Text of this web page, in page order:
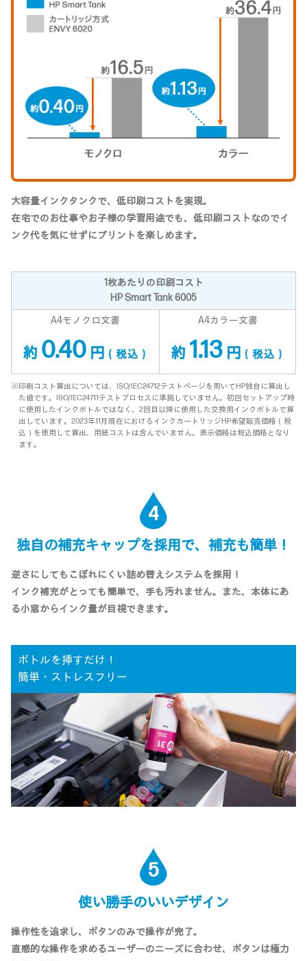
大容量インクタンクで、低印刷コストを実現。
在宅でのお仕事やお子様の学習用途でも、低印刷コストなのでイ
ンク代を気にせずにプリントを楽しめます。
1枚あたりの印刷コスト
HP Smart Tank 6005
A4モノクロ文書
約 0.40 円 （税込）
A4カラー文書
約 1.13 円 （税込）
※印刷コスト算出については、ISO/IEC24712テストページを用いてHP独自に算出し
た値です。ISO/IEC24711テストプロセスに準拠していません。初回セットアップ時
に使用したインクボトルではなく、2回目以降に使用した交換用インクボトルで算
出しています。2023年11月現在におけるインクカートリッジHP希望販売価格（税
込）を使用して算出、用紙コストは含んでいません。表示価格は税込価格となり
ます。
4
独自の補充キャップを採用で、補充も簡単！
逆さにしてもこぼれにくい詰め替えシステムを採用！
インク補充がとっても簡単で、手も汚れません。また、本体にあ
る小窓からインク量が目視できます。
ボトルを挿すだけ！
簡単・ストレスフリー
5
使い勝手のいいデザイン
操作性を追求し、ボタンのみで操作が完了。
直感的な操作を求めるユーザーのニーズに合わせ、ボタンは極力